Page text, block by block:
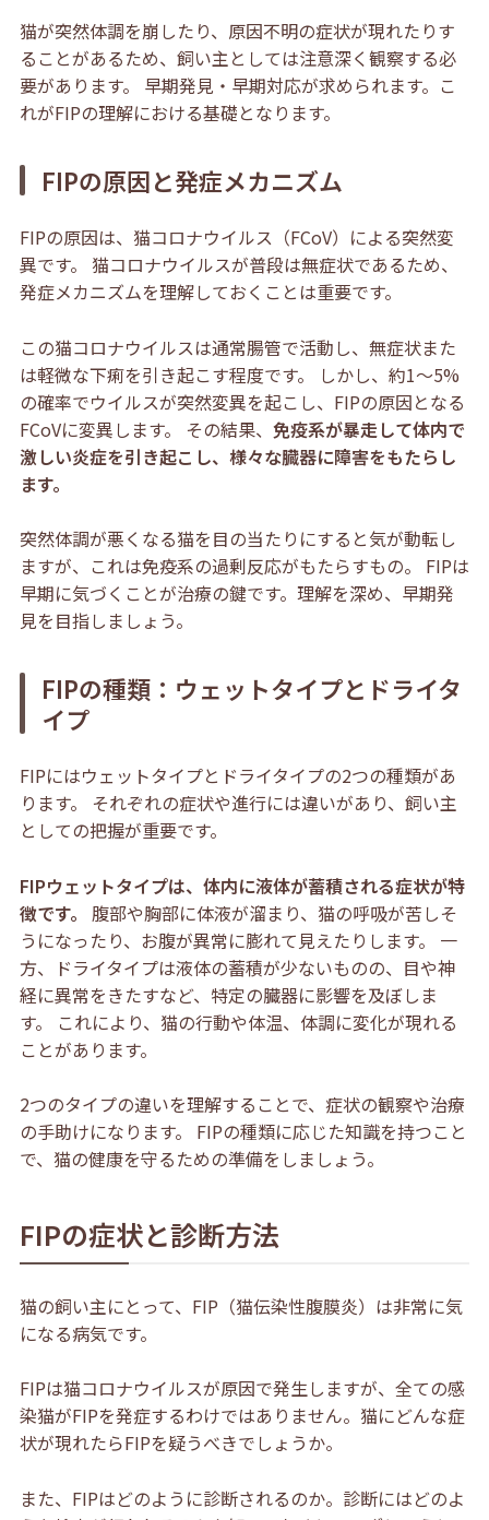
猫が突然体調を崩したり、原因不明の症状が現れたりす
ることがあるため、飼い主としては注意深く観察する必
要があります。 早期発見・早期対応が求められます。こ
れがFIPの理解における基礎となります。
FIPの原因と発症メカニズム
FIPの原因は、猫コロナウイルス（FCoV）による突然変
異です。 猫コロナウイルスが普段は無症状であるため、
発症メカニズムを理解しておくことは重要です。
この猫コロナウイルスは通常腸管で活動し、無症状また
は軽微な下痢を引き起こす程度です。 しかし、約1〜5%
の確率でウイルスが突然変異を起こし、FIPの原因となる
FCoVに変異します。 その結果、 免疫系が暴走して体内で
激しい炎症を引き起こし、様々な臓器に障害をもたらし
ます。
突然体調が悪くなる猫を目の当たりにすると気が動転し
ますが、これは免疫系の過剰反応がもたらすもの。 FIPは
早期に気づくことが治療の鍵です。理解を深め、早期発
見を目指しましょう。
FIPの種類：ウェットタイプとドライタ
イプ
FIPにはウェットタイプとドライタイプの2つの種類があ
ります。 それぞれの症状や進行には違いがあり、飼い主
としての把握が重要です。
FIPウェットタイプは、体内に液体が蓄積される症状が特
徴です。
腹部や胸部に体液が溜まり、猫の呼吸が苦しそ
うになったり、お腹が異常に膨れて見えたりします。 一
方、ドライタイプは液体の蓄積が少ないものの、目や神
経に異常をきたすなど、特定の臓器に影響を及ぼしま
す。 これにより、猫の行動や体温、体調に変化が現れる
ことがあります。
2つのタイプの違いを理解することで、症状の観察や治療
の手助けになります。 FIPの種類に応じた知識を持つこと
で、猫の健康を守るための準備をしましょう。
FIPの症状と診断方法
猫の飼い主にとって、FIP（猫伝染性腹膜炎）は非常に気
になる病気です。
FIPは猫コロナウイルスが原因で発生しますが、全ての感
染猫がFIPを発症するわけではありません。猫にどんな症
状が現れたらFIPを疑うべきでしょうか。
また、FIPはどのように診断されるのか。診断にはどのよ